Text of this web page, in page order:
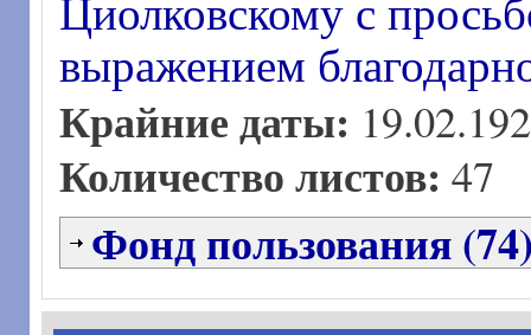
выражением
Крайние даты:
Количество листов: 47
Фонд пользования